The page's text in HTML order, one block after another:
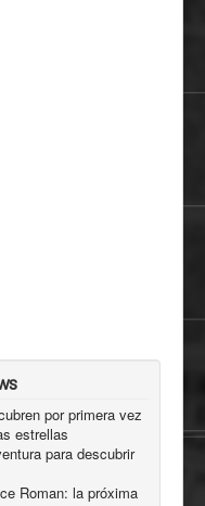
por primera vez
estrellas
para descubrir
Roman: la próxima